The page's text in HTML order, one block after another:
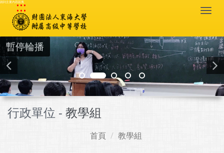
跳到主要內容區塊
:::
暫停輪播
行政單位 - 教學組
首頁 教學組